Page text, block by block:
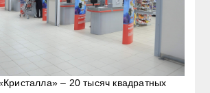
– 20 тысяч квадратных